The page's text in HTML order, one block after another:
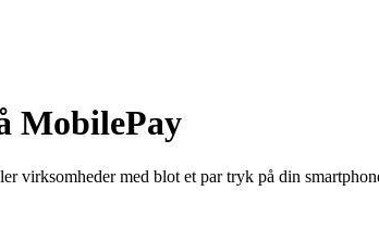
MobilePay
virksomheder med blot et par tryk på din